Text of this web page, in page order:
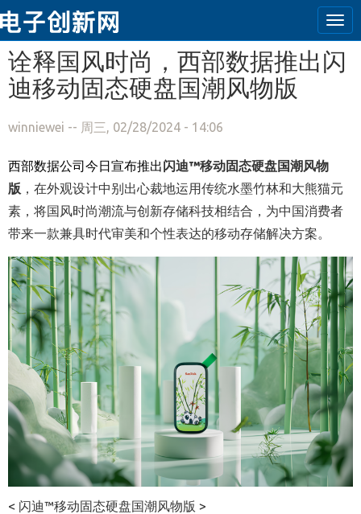
跳转到主要内容
诠释国风时尚，西部数据推出闪
迪移动固态硬盘国潮风物版
winniewei -- 周三, 02/28/2024 - 14:06
西部数据公司今日宣布推出闪迪™移动固态硬盘国潮风物
版 ，在外观设计中别出心裁地运用传统水墨竹林和大熊猫元
素，将国风时尚潮流与创新存储科技相结合，为中国消费者
带来一款兼具时代审美和个性表达的移动存储解决方案。
< 闪迪™移动固态硬盘国潮风物版 >